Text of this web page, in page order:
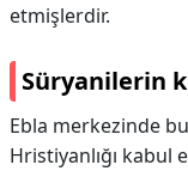
etmişlerdir.
Süryanilerin
Ebla merkezinde
Hristiyanlığı kabul